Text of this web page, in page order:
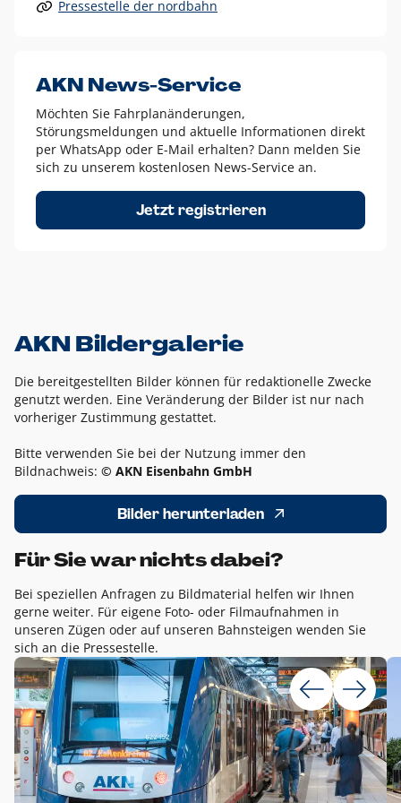
Alle anderen Logo-Varianten dürfen nur in Ausnahmefällen
Diese Ausnahmen sind zum Beispiel:
dem AKN Blau,
weißes Logo auf Fotohintergründen,
schwarzes Logo für reine Schwarz-Weiß-Umsetzungen
Um das Logo herum muss ein Schutzraum von jeweils einer
Höhe bzw. Breite des N aus AKN in alle Richtungen
Pressestelle der nordbahn
AKN News-Service
Möchten Sie Fahrplanänderungen,
Störungsmeldungen und aktuelle Informationen direkt
per WhatsApp oder E-Mail erhalten? Dann melden Sie
sich zu unserem kostenlosen News-Service an.
Jetzt registrieren
AKN Bildergalerie
Die bereitgestellten Bilder können für redaktionelle Zwecke
genutzt werden. Eine Veränderung der Bilder ist nur nach
vorheriger Zustimmung gestattet.
Bitte verwenden Sie bei der Nutzung immer den
Bildnachweis: © AKN Eisenbahn GmbH
Bilder herunterladen
Für Sie war nichts dabei?
Bei speziellen Anfragen zu Bildmaterial helfen wir Ihnen
gerne weiter. Für eigene Foto- oder Filmaufnahmen in
unseren Zügen oder auf unseren Bahnsteigen wenden Sie
sich an die Pressestelle.